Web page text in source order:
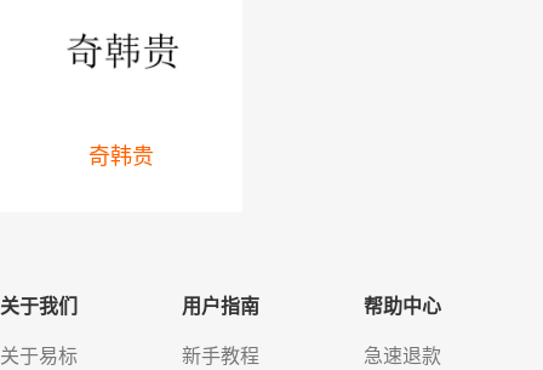
奇韩贵
关于我们
关于易标
用户指南
新手教程
帮助中心
急速退款